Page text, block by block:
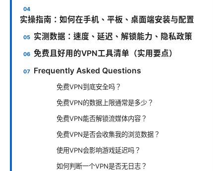
实操指南：如何在手机、平板、桌面端安装与配置
实测数据：速度、延迟、解锁能力、隐私政策
免费且好用的VPN工具清单（实用要点）
Frequently Asked Questions
免费VPN到底安全吗？
免费VPN的数据上限通常是多少？
免费VPN能否解锁流媒体内容？
免费VPN是否会收集我的浏览数据？
使用VPN会影响游戏延迟吗？
如何判断一个VPN是否无日志？